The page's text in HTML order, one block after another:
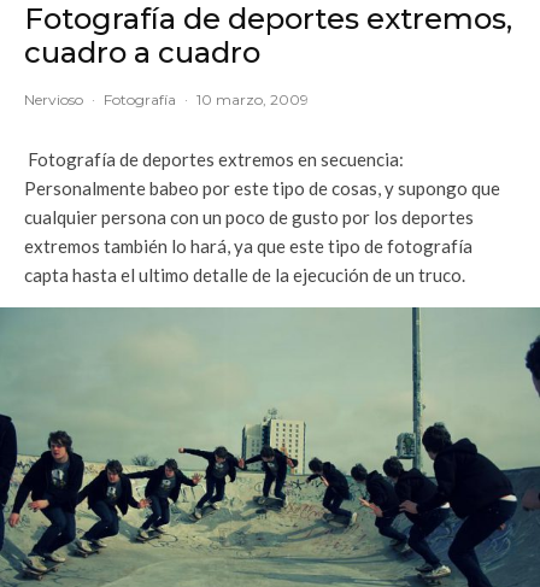
Fotografía de deportes extremos,
cuadro a cuadro
Nervioso · Fotografía · 10 marzo, 2009
Fotografía de deportes extremos en secuencia:
Personalmente babeo por este tipo de cosas, y supongo que
cualquier persona con un poco de gusto por los deportes
extremos también lo hará, ya que este tipo de fotografía
capta hasta el ultimo detalle de la ejecución de un truco.